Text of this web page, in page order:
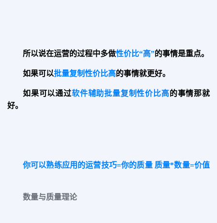
所以说在运营的过程中多做性价比“高”的事情是重点。
如果可以批量复制性价比高的事情就更好。
如果可以通过软件辅助批量复制性价比高的事情那就
好。
你可以熟练应用的运营技巧=你的质量 质量*数量=价值
数量与质量理论